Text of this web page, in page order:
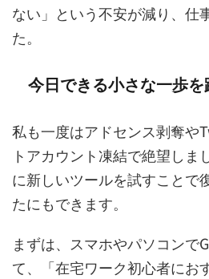
ない」という不安が減り、仕
た。
今日できる小さな一歩を
私も一度はアドセンス剥奪や
トアカウント凍結で絶望しま
に新しいツールを試すことで
たにもできます。
まずは、スマホやパソコンで
て、「在宅ワーク初心者にお